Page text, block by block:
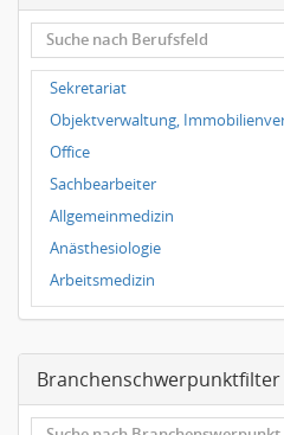
Dortmund
Wuppertal
Hallbergmoos
Würzburg
Grünwald
Ulm
Bielefeld
Hannover
Duisburg
Sekretariat
Objektverwaltung,
Office
Sachbearbeiter
Allgemeinmedizin
Anästhesiologie
Arbeitsmedizin
Augenheilkunde
Frauenheilkunde, Geburtshilfe
Hals-Nasen-Ohrenheilkunde
Branchenschwerpunktfilter